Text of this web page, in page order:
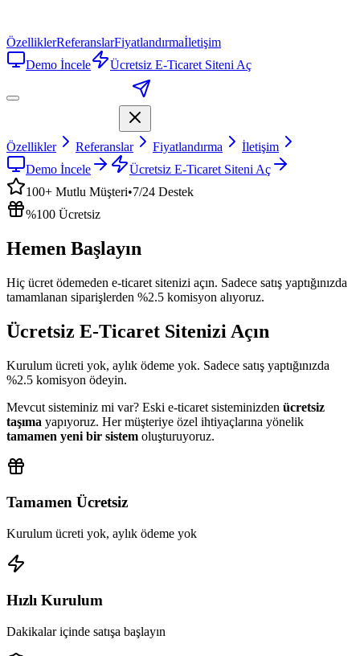
ÖzelliklerReferanslarFiyatlandırmaİletişim
Demo İncele
Ücretsiz E-Ticaret Siteni Aç
Özellikler Referanslar Fiyatlandırma
İletişim
Demo İncele
Ücretsiz E-Ticaret Siteni Aç
100+ Mutlu Müşteri•7/24 Destek
%100 Ücretsiz
Hemen Başlayın
Hiç ücret ödemeden e-ticaret sitenizi açın. Sadece satış yaptığınızda
tamamlanan siparişlerden %2.5 komisyon alıyoruz.
Ücretsiz E-Ticaret Sitenizi Açın
Kurulum ücreti yok, aylık ödeme yok. Sadece satış yaptığınızda
%2.5 komisyon ödeyin.
Mevcut sisteminiz mi var? Eski e-ticaret sisteminizden ücretsiz
taşıma yapıyoruz. Her müşteriye özel ihtiyaçlarına yönelik
tamamen yeni bir sistem oluşturuyoruz.
Tamamen Ücretsiz
Kurulum ücreti yok, aylık ödeme yok
Hızlı Kurulum
Dakikalar içinde satışa başlayın